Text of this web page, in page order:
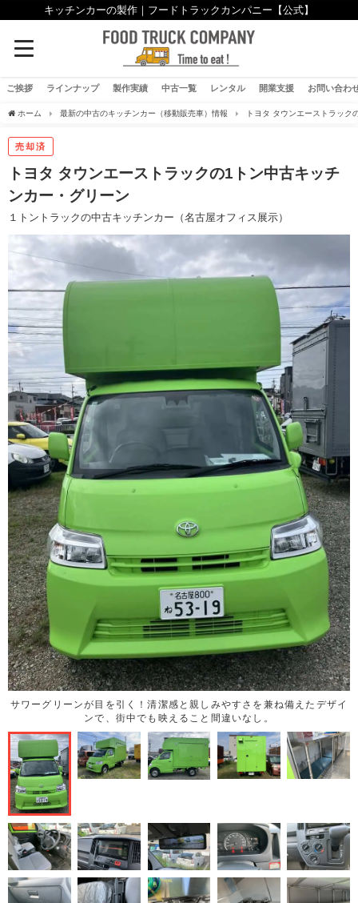
キッチンカーの製作｜フードトラックカンパニー【公式】
ご挨拶 ラインナップ 製作実績 中古一覧 レンタル 開業支援 お問い合わ
ホーム 最新の中古のキッチンカー（移動販売車）情報 トヨタ タウンエーストラック
売却済
トヨタ タウンエーストラックの1トン中古キッチ
ンカー・グリーン
１トントラックの中古キッチンカー（名古屋オフィス展示）
サワーグリーンが目を引く！清潔感と親しみやすさを兼ね備えたデザイ
ンで、街中でも映えること間違いなし。